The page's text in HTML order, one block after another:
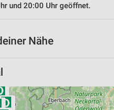
und 20:00 Uhr geöffnet.
Nähe